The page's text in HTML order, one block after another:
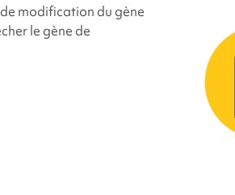
modification du gène
le gène de